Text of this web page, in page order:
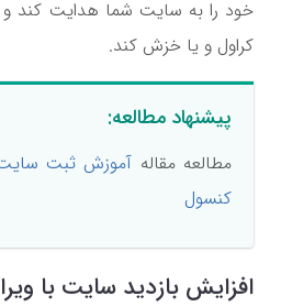
خود را به سایت شما هدایت کند
کراول و یا خزش کند.
پیشنهاد مطالعه:
مطالعه مقاله آموزش ثبت
کنسول
افزایش بازدید سایت با